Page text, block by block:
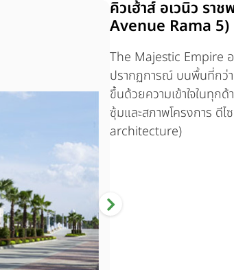
คิวเฮ้าส์ อเวนิว รา
Avenue Rama 5)
The Majestic Empire
ปรากฏการณ์ บนพื้นที่กว่า
ขึ้นด้วยความเข้าใจในทุก
ซุ้มและสภาพโครงการ ดี
architecture)